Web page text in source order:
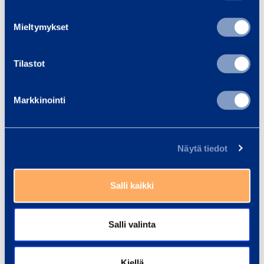
Mieltymykset
Tilastot
Markkinointi
Näytä tiedot
Salli kaikki
Salli valinta
Similar products
o
m
b
Combination Dryer